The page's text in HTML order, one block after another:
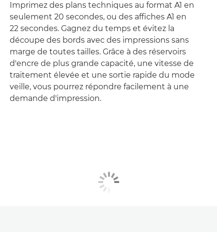
Imprimez des plans techniques au format A1 en
seulement 20 secondes, ou des affiches A1 en
22 secondes. Gagnez du temps et évitez la
découpe des bords avec des impressions sans
marge de toutes tailles. Grâce à des réservoirs
d'encre de plus grande capacité, une vitesse de
traitement élevée et une sortie rapide du mode
veille, vous pourrez répondre facilement à une
demande d'impression.